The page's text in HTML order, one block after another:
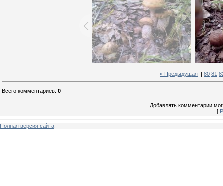
« Предыдущая 80 81
Всего комментариев: 0
Добавлять комментарии
[
Полная версия сайта